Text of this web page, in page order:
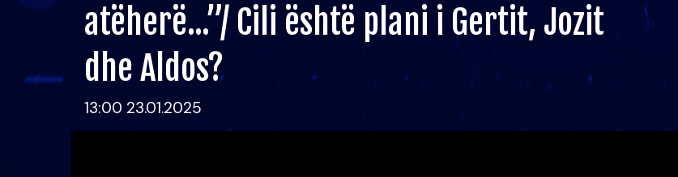
atëherë...”/ Cili është plani i Gertit, Jozit
dhe Aldos?
13:00 23.01.2025